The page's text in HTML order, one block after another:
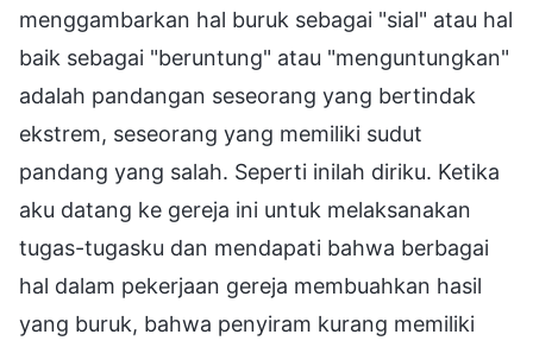
menggambarkan hal buruk sebagai "sial" atau hal
baik sebagai "beruntung" atau "menguntungkan"
adalah pandangan seseorang yang bertindak
ekstrem, seseorang yang memiliki sudut
pandang yang salah. Seperti inilah diriku. Ketika
aku datang ke gereja ini untuk melaksanakan
tugas-tugasku dan mendapati bahwa berbagai
hal dalam pekerjaan gereja membuahkan hasil
yang buruk, bahwa penyiram kurang memiliki